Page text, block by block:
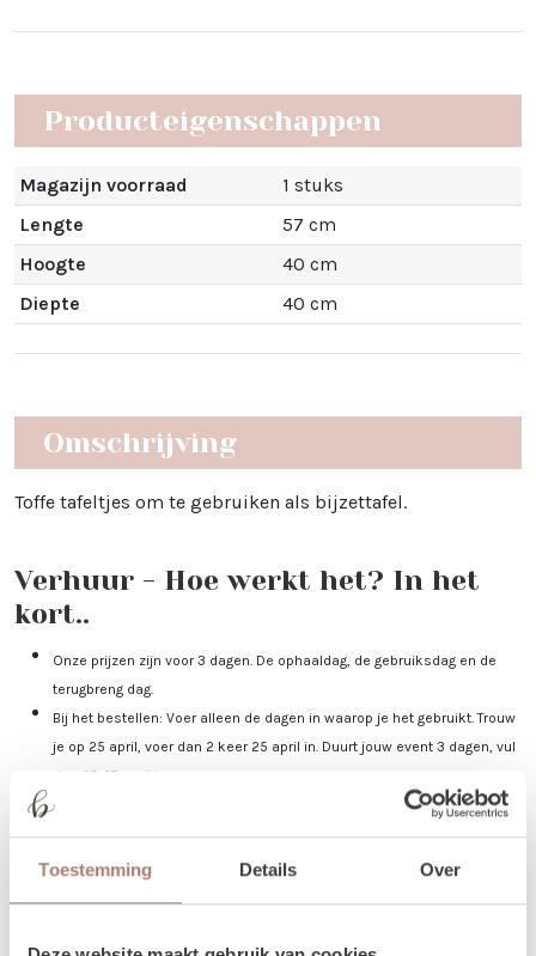
Toestemming Details Over
Producteigenschappen
Magazijn voorraad
1 stuks
Lengte
57 cm
Hoogte
40 cm
Diepte
40 cm
Omschrijving
Toffe tafeltjes om te gebruiken als bijzettafel.
Verhuur - Hoe werkt het? In het
kort..
Onze prijzen zijn voor 3 dagen. De ophaaldag, de gebruiksdag en de
terugbreng dag.
Bij het bestellen: Voer alleen de dagen in waarop je het gebruikt. Trouw
je op 25 april, voer dan 2 keer 25 april in. Duurt jouw event 3 dagen, vul
dan 25-27 april in.
Je kunt de items laten bezorgen of zelf in Utrecht komen ophalen.
De dag voor je event kun je de items ophalen of laten bezorgen. De dag
na je event mag het weer terugbrengen, of halen wij het voor je op! Valt
worden dan op vrijdag bezorgd, en op maandag weer opgehaald. De